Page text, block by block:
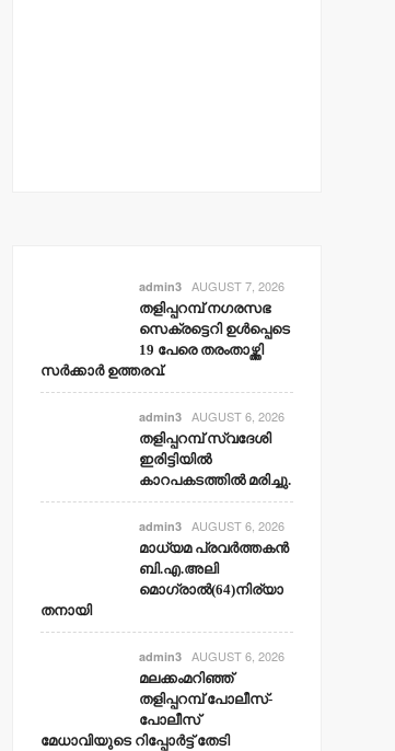
admin3 AUGUST 7, 2026
തളിപ്പറമ്പ് നഗരസഭ
സെക്രട്ടെറി ഉള്‍പ്പെടെ
19 പേരെ തരംതാഴ്ത്തി
സര്‍ക്കാര്‍ ഉത്തരവ്.
admin3 AUGUST 6, 2026
തളിപ്പറമ്പ് സ്വദേശി
ഇരിട്ടിയില്‍
കാറപകടത്തില്‍ മരിച്ചു.
admin3 AUGUST 6, 2026
മാധ്യമ പ്രവര്‍ത്തകന്‍
ബി.എ.അലി
മൊഗ്രാല്‍(64)നിര്യാ
തനായി
admin3 AUGUST 6, 2026
മലക്കംമറിഞ്ഞ്
തളിപ്പറമ്പ് പോലീസ്-
പോലീസ്
മേധാവിയുടെ റിപ്പോര്‍ട്ട് തേടി